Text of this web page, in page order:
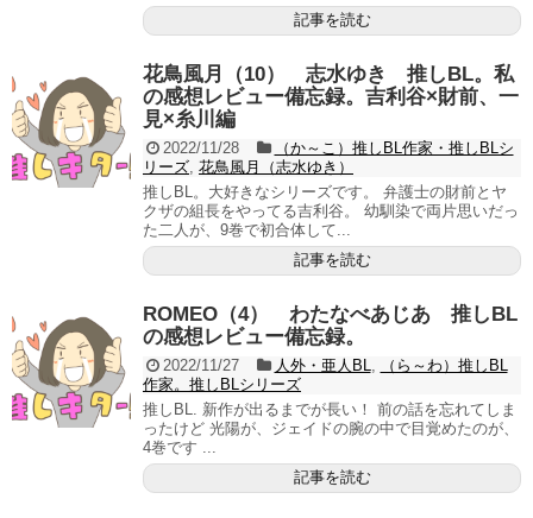
記事を読む
花鳥風月（10） 志水ゆき 推しBL。私
の感想レビュー備忘録。吉利谷×財前、一
見×糸川編
2022/11/28
（か～こ）推しBL作家・推しBLシ
リーズ 花鳥風月（志水ゆき）
推しBL。大好きなシリーズです。 弁護士の財前とヤ
クザの組長をやってる吉利谷。 幼馴染で両片思いだっ
た二人が、9巻で初合体して...
記事を読む
ROMEO（4） わたなべあじあ 推しBL
の感想レビュー備忘録。
2022/11/27 人外・亜人BL
（ら～わ）推しBL
作家。推しBLシリーズ
推しBL. 新作が出るまでが長い！ 前の話を忘れてしま
ったけど 光陽が、ジェイドの腕の中で目覚めたのが、
4巻です ...
記事を読む